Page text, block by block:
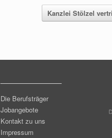
Kanzlei Stölzel
Die Berufsträger
Jobangebote
Kontakt zu uns
Impressum